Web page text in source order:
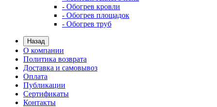
- Обогрев кровли
- Обогрев площадок
- Обогрев труб
Назад
О компании
Политика возврата
Доставка и самовывоз
Оплата
Публикации
Сертификаты
Контакты